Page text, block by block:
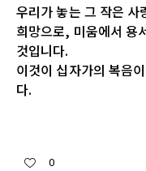
우리가 놓는 그 작은 사
희망으로, 미움에서 용
것입니다.
이것이 십자가의 복음
다.
0